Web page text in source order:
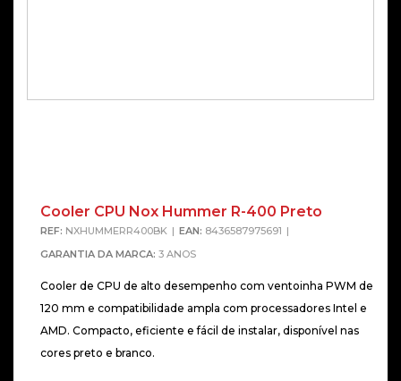
Cooler CPU Nox Hummer R-400 Preto
REF: NXHUMMERR400BK EAN: 8436587975691
GARANTIA DA MARCA: 3 ANOS
Cooler de CPU de alto desempenho com ventoinha PWM de
120 mm e compatibilidade ampla com processadores Intel e
AMD. Compacto, eficiente e fácil de instalar, disponível nas
cores preto e branco.